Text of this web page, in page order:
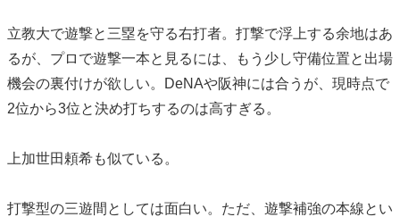
立教大で遊撃と三塁を守る右打者。打撃で浮上する余地はあ
るが、プロで遊撃一本と見るには、もう少し守備位置と出場
機会の裏付けが欲しい。DeNAや阪神には合うが、現時点で
2位から3位と決め打ちするのは高すぎる。
上加世田頼希も似ている。
打撃型の三遊間としては面白い。ただ、遊撃補強の本線とい